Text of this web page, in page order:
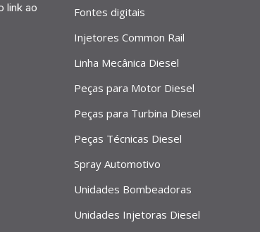
link ao
Fontes digitais
Injetores Common Rail
Linha Mecânica Diesel
Peças para Motor Diesel
Peças para Turbina Diesel
Peças Técnicas Diesel
Spray Automotivo
Unidades Bombeadoras
Unidades Injetoras Diesel